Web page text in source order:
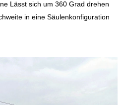
Lässt sich um 360 Grad drehen
in eine Säulenkonfiguration